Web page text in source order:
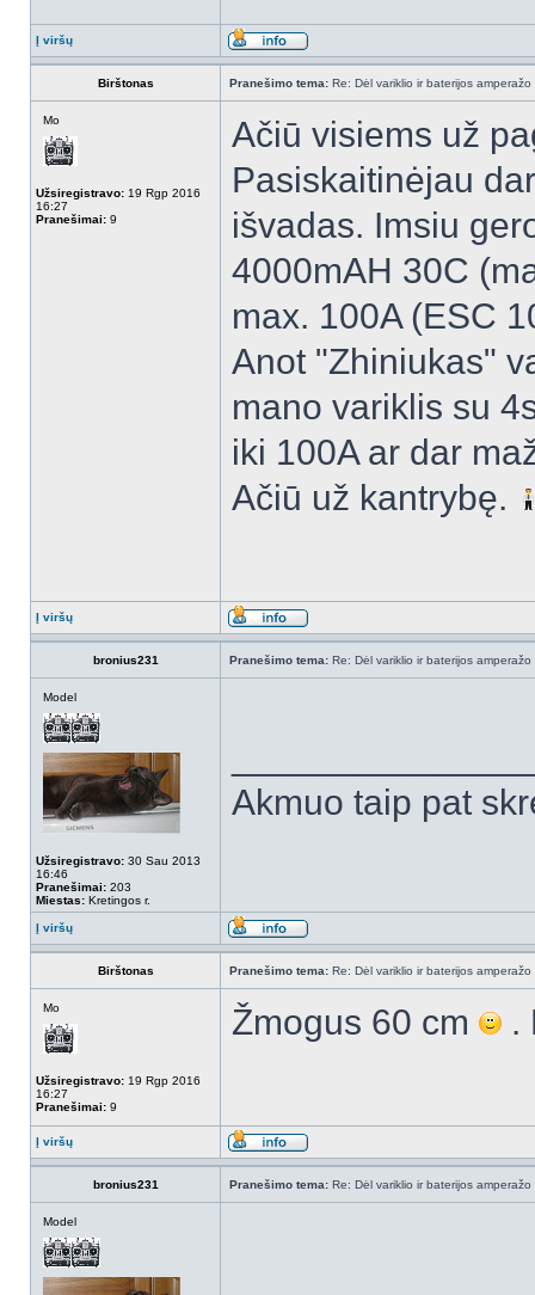
Į viršų
Birštonas Pranešimo tema: Re: Dėl variklio ir baterijos amperažo
Mo
Užsiregistravo: 19 Rgp 2016
16:27
Pranešimai: 9
Ačiū visiems už
Pasiskaitinėjau
išvadas. Imsiu
4000mAH 30C
max. 100A (ESC
Anot "Zhiniukas"
mano variklis su
iki 100A ar dar
Ačiū už kantrybę.
Į viršų
bronius231 Pranešimo tema: Re: Dėl variklio ir baterijos amperažo
Model
Užsiregistravo: 30 Sau 2013
16:46
Pranešimai: 203
Miestas: Kretingos r.
Akmuo taip pat
Į viršų
Birštonas Pranešimo tema: Re: Dėl variklio ir baterijos amperažo
Mo
Užsiregistravo: 19 Rgp 2016
16:27
Pranešimai: 9
Žmogus 60 cm .
Į viršų
bronius231 Pranešimo tema: Re: Dėl variklio ir baterijos amperažo
Model